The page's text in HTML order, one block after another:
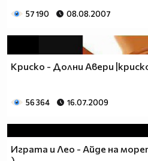
57 190 08.08.2007
Криско - Долни Авери
56 364 16.07.2009
Играта и Лео - Aйде на